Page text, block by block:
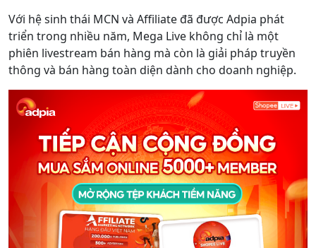
Với hệ sinh thái MCN và Affiliate đã được Adpia phát
triển trong nhiều năm, Mega Live không chỉ là một
phiên livestream bán hàng mà còn là giải pháp truyền
thông và bán hàng toàn diện dành cho doanh nghiệp.